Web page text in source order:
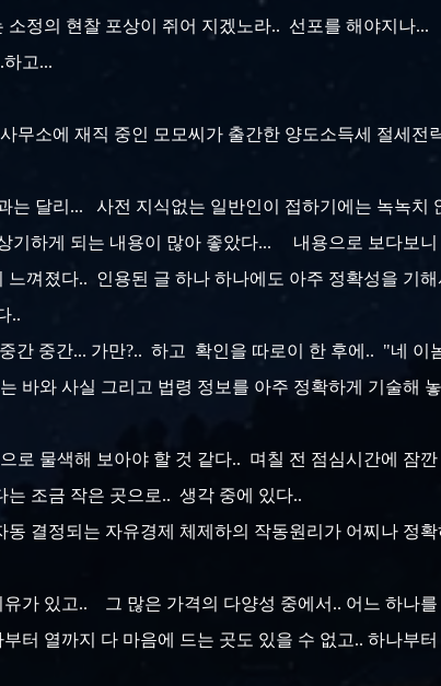
정의 현찰 포상이 쥐어 지겠노라.. 선포를 해야지나...
고...
무소에 재직 중인 모모씨가 출간한 양도소득세 절세전
는 달리... 사전 지식없는 일반인이 접하기에는 녹녹치
기하게 되는 내용이 많아 좋았다... 내용으로 보다보
껴졌다.. 인용된 글 하나 하나에도 아주 정확성을 기
..
간 중간... 가만?.. 하고 확인을 따로이 한 후에.. "네 이
바와 사실 그리고 법령 정보를 아주 정확하게 기술해
로 물색해 보아야 할 것 같다.. 며칠 전 점심시간에 잠
조금 작은 곳으로.. 생각 중에 있다..
동 결정되는 자유경제 체제하의 작동원리가 어찌나 정
가 있고.. 그 많은 가격의 다양성 중에서.. 어느 하나
터 열까지 다 마음에 드는 곳도 있을 수 없고.. 하나부